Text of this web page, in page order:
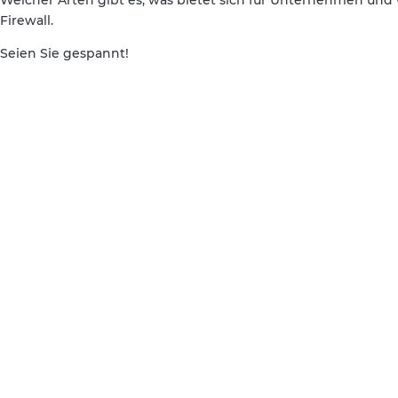
Firewall.
Seien Sie gespannt!